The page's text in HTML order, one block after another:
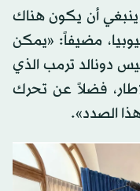
ينبغي أن يكون هناك
مضيفاً: «يمكن
دونالد ترمب الذي
فضلاً عن تحرك
الصدد».